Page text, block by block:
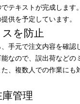
テキストが完成します
供を予定しています。
を防止
手元で注文内容を確認
なので、誤出荷などの
、複数人での作業にも
管理